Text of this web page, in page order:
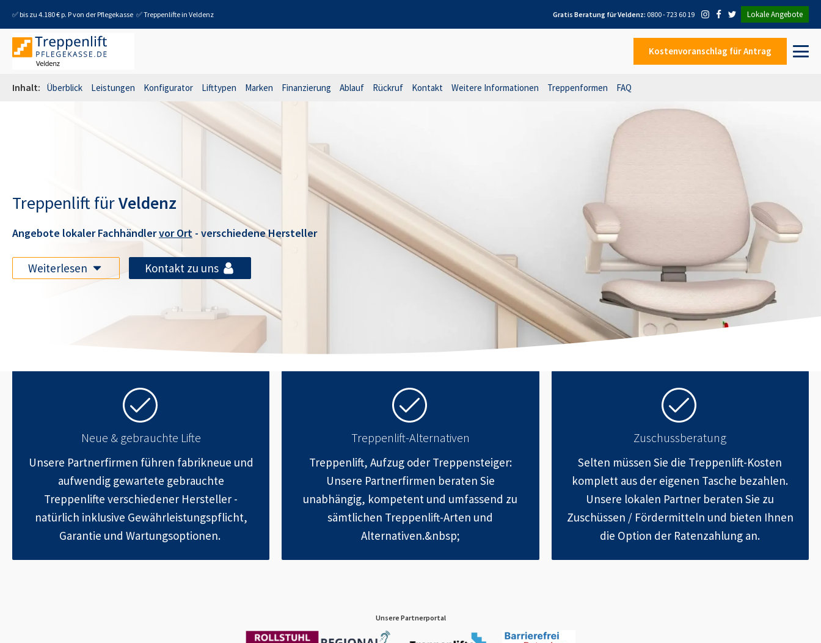
✅ bis zu 4.180 € p. P von der Pflegekasse ✅ Treppenlifte in Veldenz Gratis Beratung fürVeldenz: 0800 - 723 60 19 Lokale Angebote
Kostenvoranschlag für Antrag
Inhalt: Überblick Leistungen Konfigurator Lifttypen Marken Finanzierung Ablauf Rückruf Kontakt Weitere Informationen Treppenformen FAQ
Treppenlift fürVeldenz
Angebote lokaler Fachhändlervor Ort - verschiedene Hersteller
Weiterlesen Kontakt zu uns
Neue & gebrauchte Lifte
Unsere Partnerfirmen führen fabrikneue und
aufwendig gewartete gebrauchte
Treppenlifte verschiedener Hersteller -
natürlich inklusive Gewährleistungspflicht,
Garantie und Wartungsoptionen.
Treppenlift-Alternativen
Treppenlift, Aufzug oder Treppensteiger:
Unsere Partnerfirmen beraten Sie
unabhängig, kompetent und umfassend zu
sämtlichen Treppenlift-Arten und
Alternativen.&nbsp;
Zuschussberatung
Selten müssen Sie die Treppenlift-Kosten
komplett aus der eigenen Tasche bezahlen.
Unsere lokalen Partner beraten Sie zu
Zuschüssen / Fördermitteln und bieten Ihnen
die Option der Ratenzahlung an.
Unsere Partnerportal